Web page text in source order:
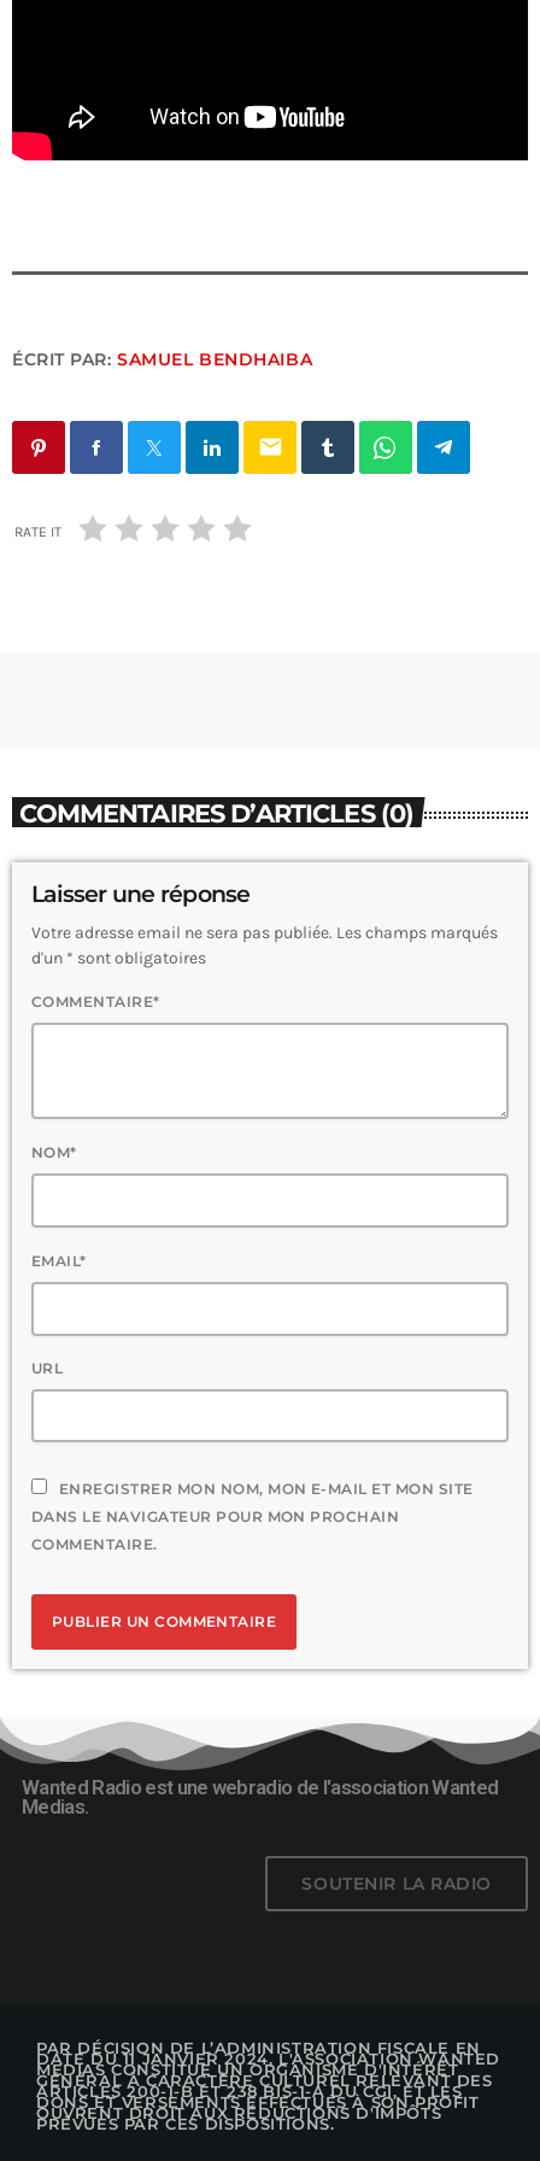
ÉCRIT PAR:SAMUEL BENDHAIBA
email
RATE IT
COMMENTAIRES D’ARTICLES (0)
Laisser une réponse
Votre adresse email ne sera pas publiée. Les champs marqués
d'un * sont obligatoires
COMMENTAIRE*
NOM*
EMAIL*
URL
ENREGISTRER MON NOM, MON E-MAIL ET MON SITE
DANS LE NAVIGATEUR POUR MON PROCHAIN
COMMENTAIRE.
Wanted Radio est une webradio de l'association Wanted
Medias.
SOUTENIR LA RADIO
PAR DÉCISION DE L’ADMINISTRATION FISCALE EN
DATE DU 11 JANVIER 2024, L'ASSOCIATION WANTED
MEDIAS CONSTITUE UN ORGANISME D'INTÉRÊT
GÉNÉRAL À CARACTÈRE CULTUREL RELEVANT DES
ARTICLES 200-1-B ET 238 BIS-1-A DU CGI, ET LES
DONS ET VERSEMENTS EFFECTUÉS À SON PROFIT
OUVRENT DROIT AUX RÉDUCTIONS D'IMPÔTS
PRÉVUES PAR CES DISPOSITIONS.